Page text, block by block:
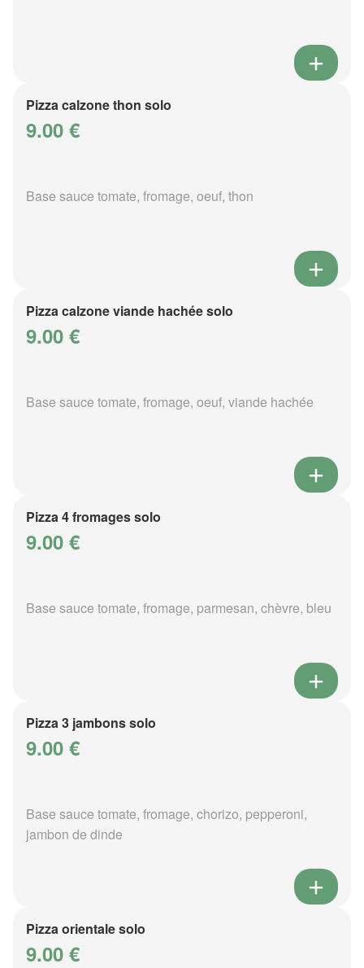
Pizza calzone thon solo
9.00 €
Base sauce tomate, fromage, oeuf, thon
Pizza calzone viande hachée solo
9.00 €
Base sauce tomate, fromage, oeuf, viande hachée
Pizza 4 fromages solo
9.00 €
Base sauce tomate, fromage, parmesan, chèvre, bleu
Pizza 3 jambons solo
9.00 €
Base sauce tomate, fromage, chorizo, pepperoni,
jambon de dinde
Pizza orientale solo
9.00 €